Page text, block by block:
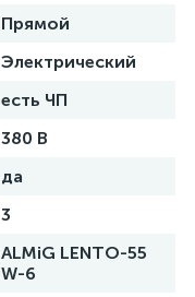
Прямой
Электрический
есть ЧП
380 В
да
3
ALMiG LENTO-55
W-6